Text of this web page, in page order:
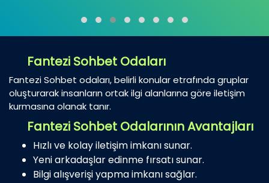
Fantezi Sohbet Odaları
Fantezi Sohbet odaları, belirli konular etrafında gruplar
oluşturarak insanların ortak ilgi alanlarına göre iletişim
kurmasına olanak tanır.
Fantezi Sohbet Odalarının Avantajları
Hızlı ve kolay iletişim imkanı sunar.
Yeni arkadaşlar edinme fırsatı sunar.
Bilgi alışverişi yapma imkanı sağlar.